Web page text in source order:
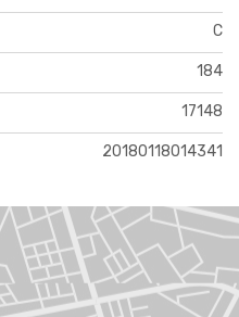
C
184
17148
20180118014341